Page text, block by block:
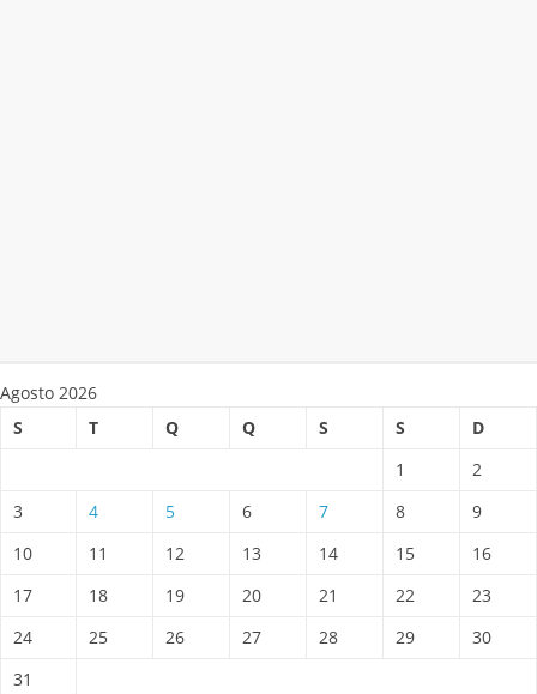
Agosto 2026
S
T Q Q S S
D
1
2
3
4 5 6 7 8
9
10
11 12 13 14 15
16
17
18 19 20 21 22
23
24
25 26 27 28 29
30
31